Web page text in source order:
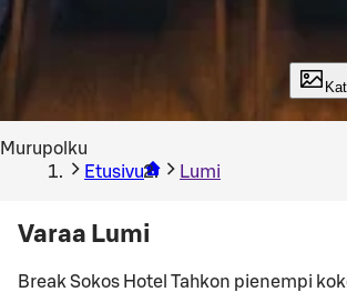
Murupolku
Etusivu
Lumi
Varaa Lumi
Break Sokos Hotel Tahkon pienempi